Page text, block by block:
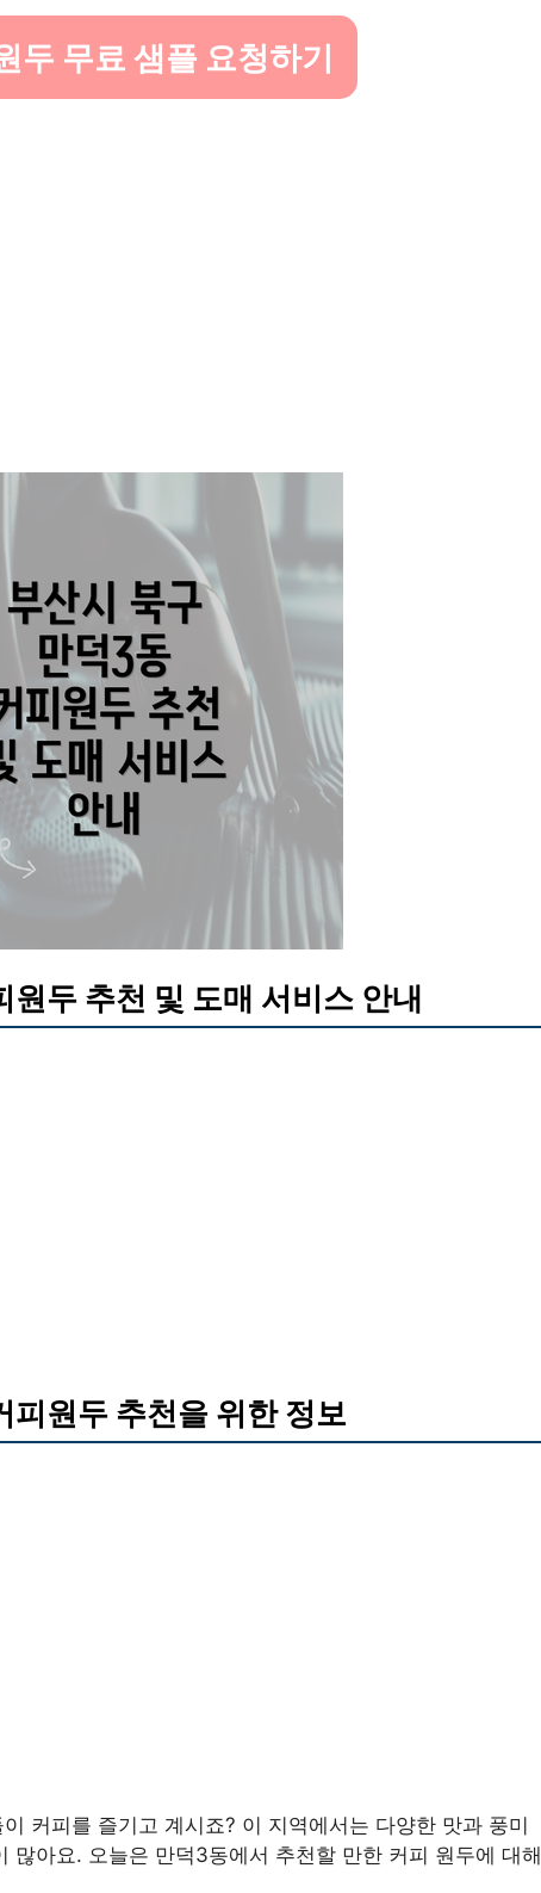
두 무료 샘플 요청하기
두 추천 및 도매 서비스 안내
원두 추천을 위한 정보
커피를 즐기고 계시죠? 이 지역에서는 다양한 맛과 풍미
많아요. 오늘은 만덕3동에서 추천할 만한 커피 원두에 대해